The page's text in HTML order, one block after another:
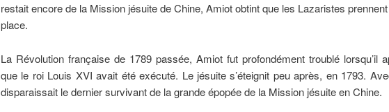
restait encore de la Mission jésuite de Chine, Amiot obtint que les Lazaristes
place.
La Révolution française de 1789 passée, Amiot fut profondément troublé lorsqu’il
que le roi Louis XVI avait été exécuté. Le jésuite s’éteignit peu après, en 1793.
disparaissait le dernier survivant de la grande épopée de la Mission jésuite en Chine.